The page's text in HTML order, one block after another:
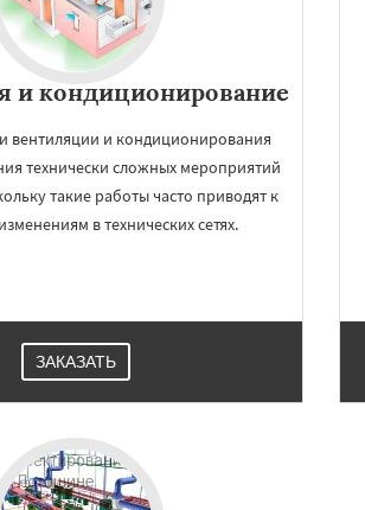
и кондиционирование
вентиляции и кондиционирования
технически сложных мероприятий
такие работы часто приводят к
в технических сетях.
ЗАКАЗАТЬ